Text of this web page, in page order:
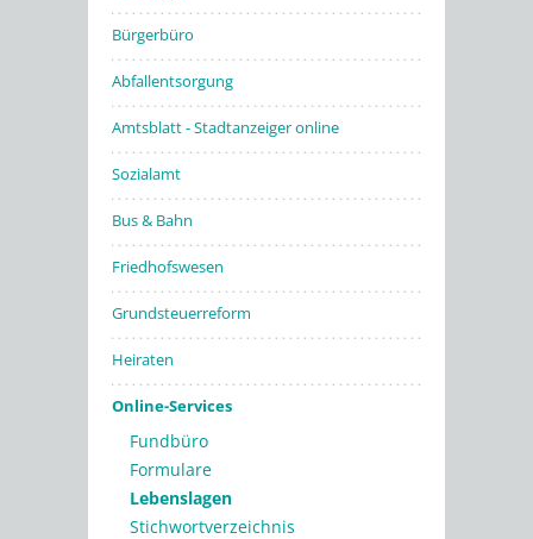
Bürgerbüro
Abfallentsorgung
Amtsblatt - Stadtanzeiger online
Sozialamt
Bus & Bahn
Friedhofswesen
Grundsteuerreform
Heiraten
Online-Services
Fundbüro
Formulare
Lebenslagen
Stichwortverzeichnis